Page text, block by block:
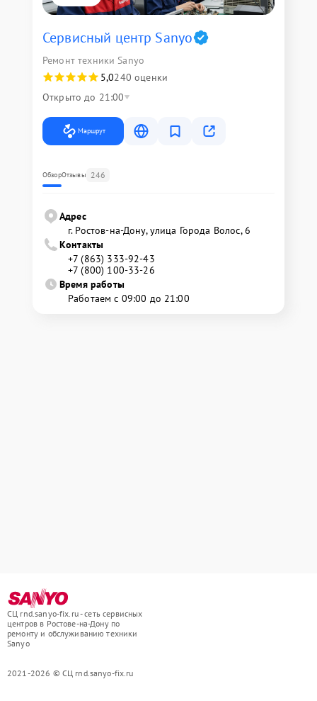
Сервисный центр Sanyo
Ремонт техники Sanyo
5,0240 оценки
Открыто до 21:00
Маршрут
ОбзорОтзывы 246
Адрес
г. Ростов-на-Дону, улица Города Волос, 6
Контакты
+7 (863) 333-92-43
+7 (800) 100-33-26
Время работы
Работаем с 09:00 до 21:00
СЦ rnd.sanyo-fix.ru - сеть сервисных
центров в Ростове-на-Дону по
ремонту и обслуживанию техники
Sanyo
2021-2026 © СЦ rnd.sanyo-fix.ru